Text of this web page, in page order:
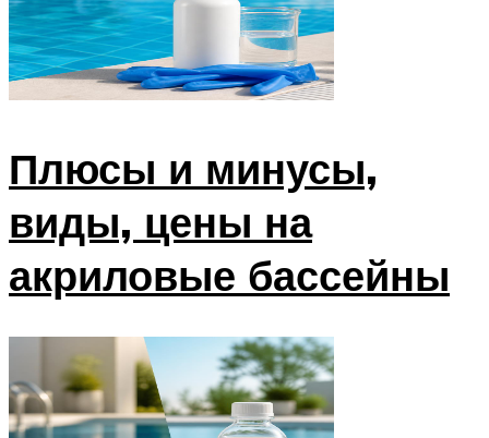
Плюсы и минусы,
виды, цены на
акриловые бассейны